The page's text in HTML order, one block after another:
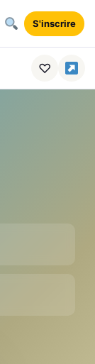
S'inscrire
♡